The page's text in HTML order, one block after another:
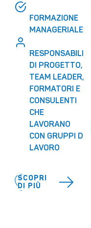
FORMAZIONE
MANAGERIALE
RESPONSABILI
DI PROGETTO,
TEAM LEADER,
FORMATORI E
CONSULENTI
CHE
LAVORANO
CON GRUPPI DI
LAVORO
SCOPRI
DI PIÙ